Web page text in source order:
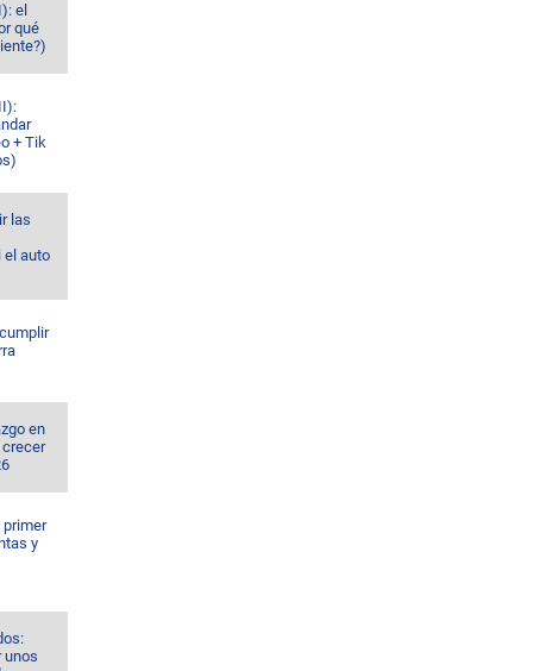
el
qué
+ Tik
las
el auto
en
crecer
primer
y
unos